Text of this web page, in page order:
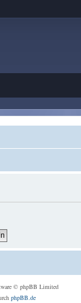
© phpBB Limited
phpBB.de